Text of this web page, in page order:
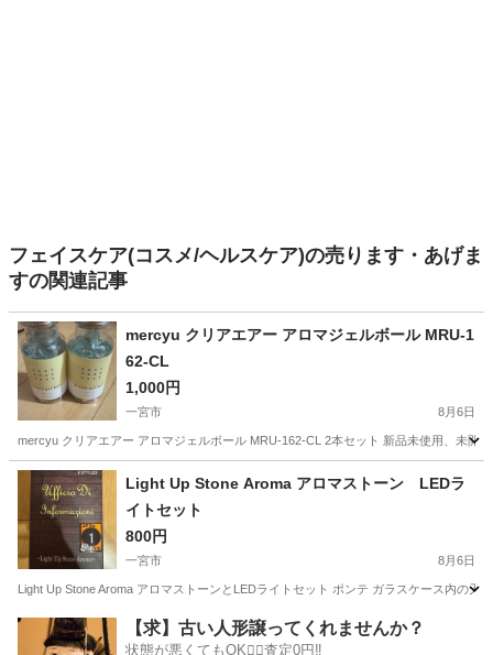
フェイスケア(コスメ/ヘルスケア)の売ります・あげま
すの関連記事
mercyu クリアエアー アロマジェルボール MRU-1
62-CL
1,000円
一宮市 8月6日
mercyu クリアエアー アロマジェルボール MRU-162-CL 2本セット 新品未使用、未開封
愛知 一宮市
Light Up Stone Aroma アロマストーン LEDラ
イトセット
800円
一宮市 8月6日
Light Up Stone Aroma アロマストーンとLEDライトセット ポンテ ガラスケース内の
愛知 一宮市 アロマ
【求】古い人形譲ってくれませんか？
状態が悪くてもOK🙆‍♀️査定0円‼️